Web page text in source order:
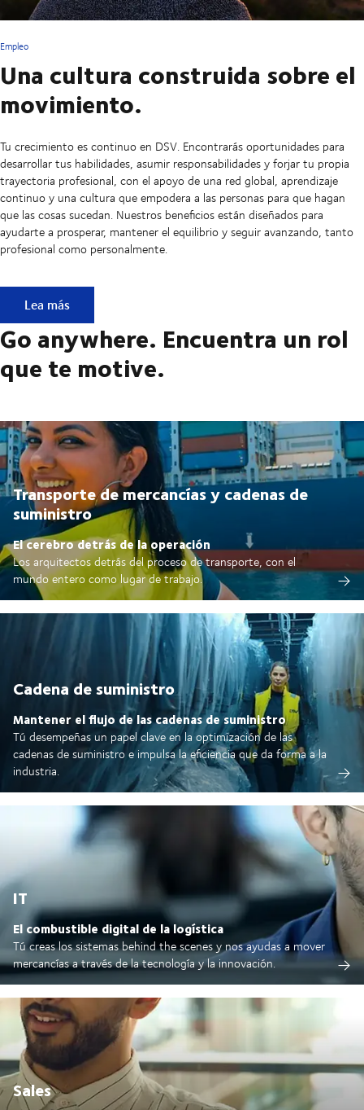
Empleo
Una cultura construida sobre el
movimiento.
Tu crecimiento es continuo en DSV. Encontrarás oportunidades para
desarrollar tus habilidades, asumir responsabilidades y forjar tu propia
trayectoria profesional, con el apoyo de una red global, aprendizaje
continuo y una cultura que empodera a las personas para que hagan
que las cosas sucedan. Nuestros beneficios están diseñados para
ayudarte a prosperar, mantener el equilibrio y seguir avanzando, tanto
profesional como personalmente.
Una cultura construida sobre el movimiento.
Lea más
Go anywhere. Encuentra un rol
que te motive.
Transporte de mercancías y cadenas de
suministro
El cerebro detrás de la operación
Los arquitectos detrás del proceso de transporte, con el
mundo entero como lugar de trabajo.
Cadena de suministro
Mantener el flujo de las cadenas de suministro
Tú desempeñas un papel clave en la optimización de las
cadenas de suministro e impulsa la eficiencia que da forma a la
industria.
IT
El combustible digital de la logística
Tú creas los sistemas behind the scenes y nos ayudas a mover
mercancías a través de la tecnología y la innovación.
Sales